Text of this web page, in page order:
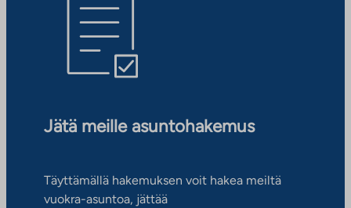
Jätä meille asuntohakemus
Täyttämällä hakemuksen voit hakea meiltä
vuokra-asuntoa, jättää